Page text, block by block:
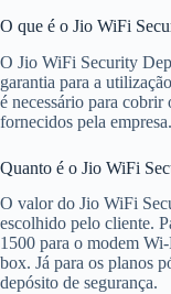
O que é o Jio WiFi
O Jio WiFi Security
garantia para a
é necessário para cobrir
fornecidos pela empresa.
Quanto é o Jio WiFi
O valor do Jio WiFi
escolhido pelo cliente.
1500 para o modem
box. Já para os planos
depósito de segurança.